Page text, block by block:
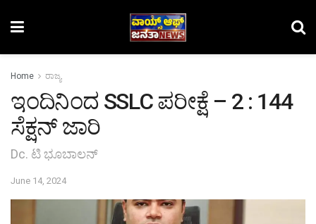
Home ರಾಜ್ಯ
ಇಂದಿನಿಂದ SSLC ಪರೀಕ್ಷೆ – 2 : 144
ಸೆಕ್ಷನ್ ಜಾರಿ
Dc. ಟಿ ಭೂಬಾಲನ್
June 14, 2024